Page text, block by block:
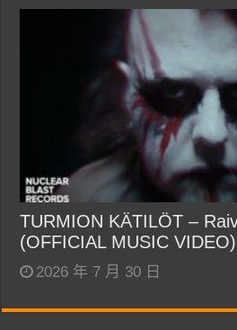
TURMION KÄTILÖT –
(OFFICIAL MUSIC VIDEO)
2026 年 7 月 30 日